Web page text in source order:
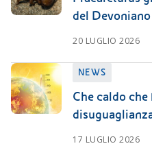
del Devoniano
20 LUGLIO 2026
NEWS
Che caldo che
17 LUGLIO 2026